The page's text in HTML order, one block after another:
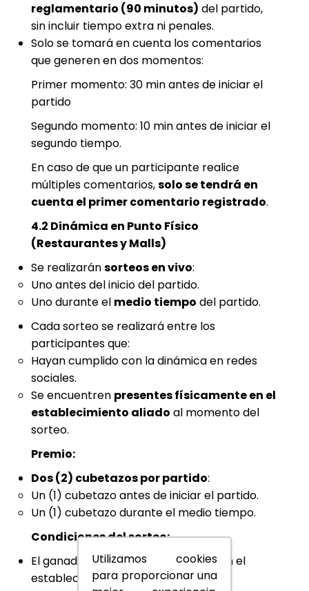
Utilizamos cookies
para proporcionar una
reglamentario (90 minutos) del partido,
sin incluir tiempo extra ni penales.
Solo se tomará en cuenta los comentarios
que generen en dos momentos:
Primer momento: 30 min antes de iniciar el
partido
Segundo momento: 10 min antes de iniciar el
segundo tiempo.
En caso de que un participante realice
múltiples comentarios,solo se tendrá en
cuenta el primer comentario registrado.
4.2 Dinámica en Punto Físico
(Restaurantes y Malls)
Se realizaránsorteos en vivo:
Uno antes del inicio del partido.
Uno durante el medio tiempo del partido.
Cada sorteo se realizará entre los
participantes que:
Hayan cumplido con la dinámica en redes
sociales.
Se encuentren presentes físicamente en el
establecimiento aliado al momento del
sorteo.
Premio:
Dos (2) cubetazos por partido:
Un (1) cubetazo antes de iniciar el partido.
Un (1) cubetazo durante el medio tiempo.
Condiciones del sorteo:
El ganador deberá estar presente en el
establecimiento.